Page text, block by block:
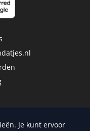
Je kunt ervoor